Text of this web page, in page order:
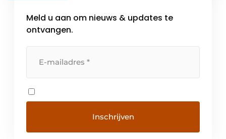
detailhandelaren, en op die manier het
terugroepen van […]
Meld u aan om nieuws & updates te
ontvangen.